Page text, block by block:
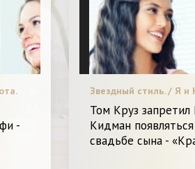
-
Звездный стиль. / Я и
Том Круз запретил
Кидман
свадьбе сына -